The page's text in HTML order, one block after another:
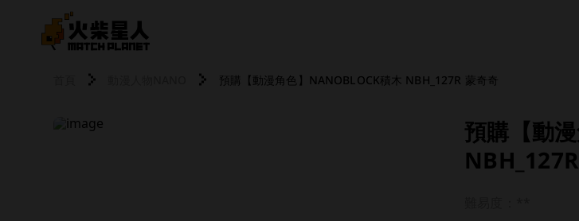
預購【動漫角色】NANOBLOCK積木 NBH_127R 蒙奇奇
預購【動